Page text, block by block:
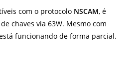
com o protocolo NSCAM, é
chaves via 63W. Mesmo com
funcionando de forma parcial.